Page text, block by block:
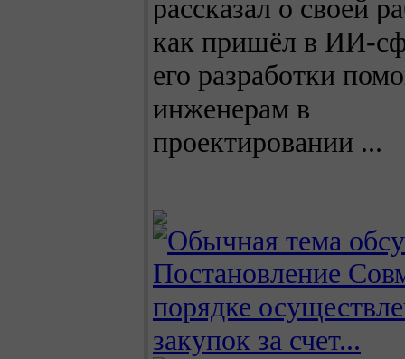
рассказал о своей
как пришёл в ИИ-
его разработки
инженерам в
проектировании ...
Постановление
порядке
закупок за счет...